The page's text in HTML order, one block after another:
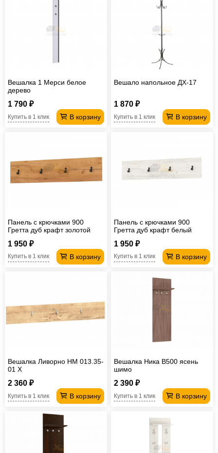
Вешалка 1 Мерси белое
дерево
1 790 ₽
В корзину
Купить в 1 клик
Вешало напольное ДХ-17
1 870 ₽
В корзину
Купить в 1 клик
Панель с крючками 900
Гретта дуб крафт золотой
1 950 ₽
В корзину
Купить в 1 клик
Панель с крючками 900
Гретта дуб крафт белый
1 950 ₽
В корзину
Купить в 1 клик
Вешалка Ливорно НМ 013.35-
01 Х
2 360 ₽
В корзину
Купить в 1 клик
Вешалка Ника В500 ясень
шимо
2 390 ₽
В корзину
Купить в 1 клик